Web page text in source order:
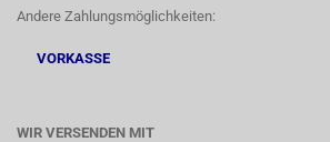
Andere Zahlungsmöglichkeiten:
VORKASSE
WIR VERSENDEN MIT